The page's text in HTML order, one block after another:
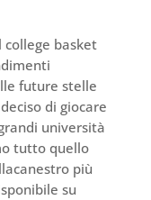
basket
future stelle
di giocare
università
tutto quello
più
su